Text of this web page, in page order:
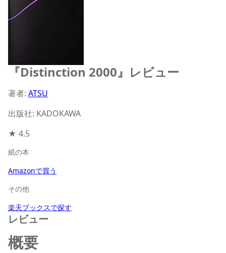
『Distinction 2000』レビュー
著者: ATSU
出版社: KADOKAWA
★ 4.5
紙の本
Amazonで買う
その他
楽天ブックスで探す
レビュー
概要